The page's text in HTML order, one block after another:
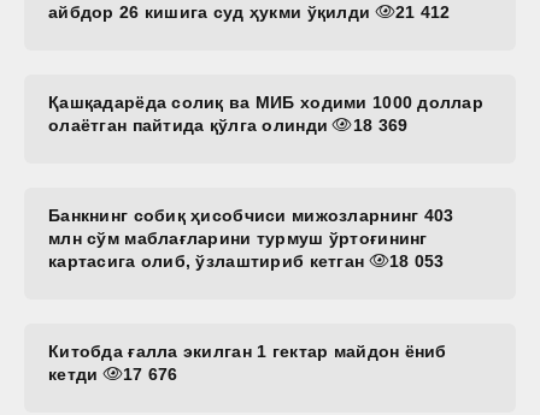
айбдор 26 кишига суд ҳукми ўқилди
21 412
Қашқадарёда солиқ ва МИБ ходими 1000 доллар
олаётган пайтида қўлга олинди
18 369
Банкнинг собиқ ҳисобчиси мижозларнинг 403
млн сўм маблағларини турмуш ўртоғининг
картасига олиб, ўзлаштириб кетган
18 053
Китобда ғалла экилган 1 гектар майдон ёниб
кетди
17 676